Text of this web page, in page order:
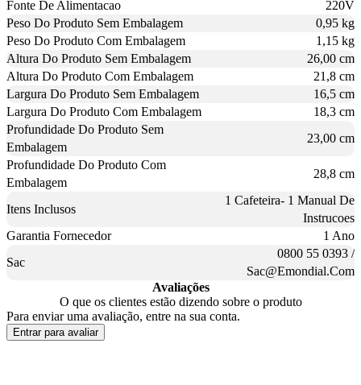
Fonte De Alimentacao
220V
Peso Do Produto Sem Embalagem
0,95 kg
Peso Do Produto Com Embalagem
1,15 kg
Altura Do Produto Sem Embalagem
26,00 cm
Altura Do Produto Com Embalagem
21,8 cm
Largura Do Produto Sem Embalagem
16,5 cm
Largura Do Produto Com Embalagem
18,3 cm
Profundidade Do Produto Sem
Embalagem
23,00 cm
Profundidade Do Produto Com
Embalagem
28,8 cm
Itens Inclusos
1 Cafeteira- 1 Manual De
Instrucoes
Garantia Fornecedor
1 Ano
Sac
0800 55 0393 /
Sac@Emondial.Com
Avaliações
O que os clientes estão dizendo sobre o produto
Para enviar uma avaliação, entre na sua conta.
Entrar para avaliar